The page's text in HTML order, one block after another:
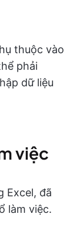
thuộc vào
phải
dữ liệu
việc
Excel, đã
làm việc.